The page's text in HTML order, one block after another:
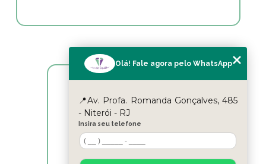
Cicle Itaipu
Excelentes profissionais!!!
Olá! Fale agora pelo WhatsApp
📍Av. Profa. Romanda Gonçalves, 485
- Niterói - RJ
Insira seu telefone